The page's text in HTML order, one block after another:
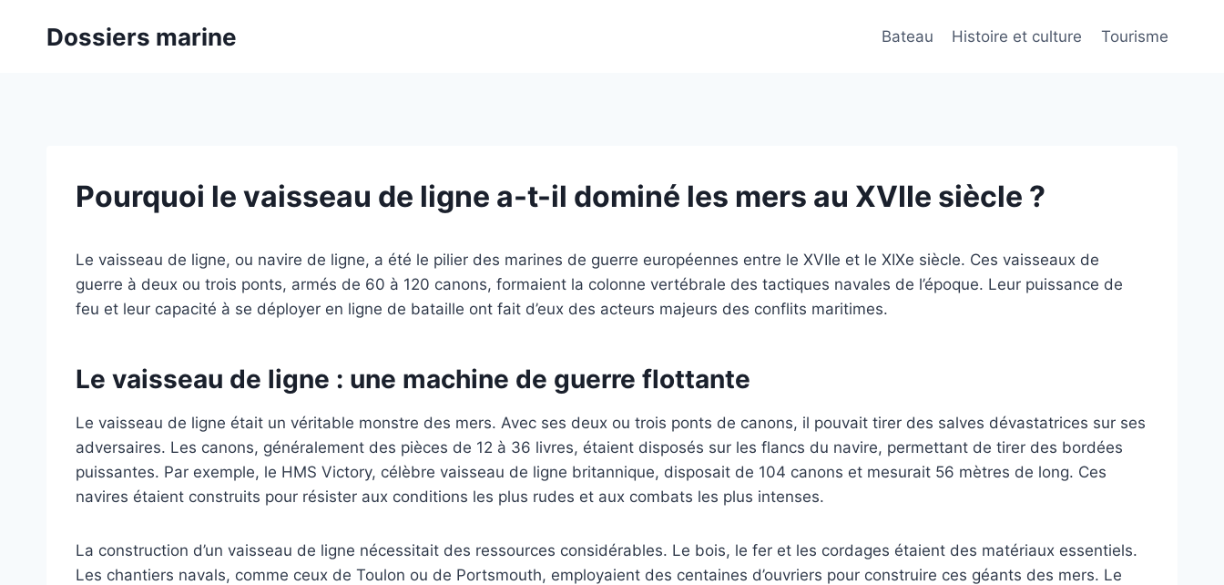
Dossiers marine Bateau Histoire et culture Tourisme
Pourquoi le vaisseau de ligne a-t-il dominé les mers au XVIIe siècle ?
Le vaisseau de ligne, ou navire de ligne, a été le pilier des marines de guerre européennes entre le XVIIe et le XIXe siècle. Ces vaisseaux de
guerre à deux ou trois ponts, armés de 60 à 120 canons, formaient la colonne vertébrale des tactiques navales de l’époque. Leur puissance de
feu et leur capacité à se déployer en ligne de bataille ont fait d’eux des acteurs majeurs des conflits maritimes.
Le vaisseau de ligne : une machine de guerre flottante
Le vaisseau de ligne était un véritable monstre des mers. Avec ses deux ou trois ponts de canons, il pouvait tirer des salves dévastatrices sur ses
adversaires. Les canons, généralement des pièces de 12 à 36 livres, étaient disposés sur les flancs du navire, permettant de tirer des bordées
puissantes. Par exemple, le HMS Victory, célèbre vaisseau de ligne britannique, disposait de 104 canons et mesurait 56 mètres de long. Ces
navires étaient construits pour résister aux conditions les plus rudes et aux combats les plus intenses.
La construction d’un vaisseau de ligne nécessitait des ressources considérables. Le bois, le fer et les cordages étaient des matériaux essentiels.
Les chantiers navals, comme ceux de Toulon ou de Portsmouth, employaient des centaines d’ouvriers pour construire ces géants des mers. Le